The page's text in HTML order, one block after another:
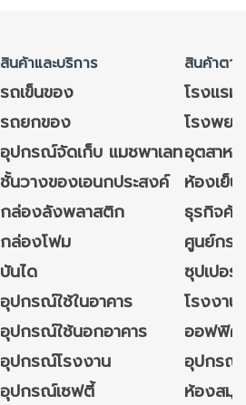
สินค้าและบริการ สินค้าตา
รถเข็นของ
โรงแร
รถยกของ
โรงพย
อุปกรณ์จัดเก็บ แมชพาเลทอุตสาหก
ชั้นวางของเอนกประสงค์
ห้องเย็
กล่องลังพลาสติก
ธุรกิจค้
กล่องโฟม
ศูนย์กร
บันได
ซุปเปอ
อุปกรณ์ใช้ในอาคาร
โรงงา
อุปกรณ์ใช้นอกอาคาร
ออฟฟิศ/
อุปกรณ์โรงงาน
อุปกรณ์
อุปกรณ์เซฟตี้
ห้องสมุ